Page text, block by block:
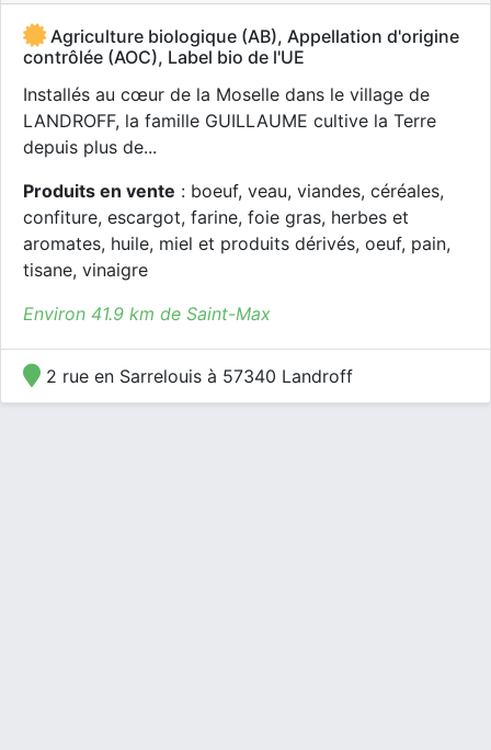
Agriculture biologique (AB), Appellation d'origine
contrôlée (AOC), Label bio de l'UE
Installés au cœur de la Moselle dans le village de
LANDROFF, la famille GUILLAUME cultive la Terre
depuis plus de...
Produits en vente : boeuf, veau, viandes, céréales,
confiture, escargot, farine, foie gras, herbes et
aromates, huile, miel et produits dérivés, oeuf, pain,
tisane, vinaigre
Environ 41.9 km de Saint-Max
2 rue en Sarrelouis à 57340 Landroff